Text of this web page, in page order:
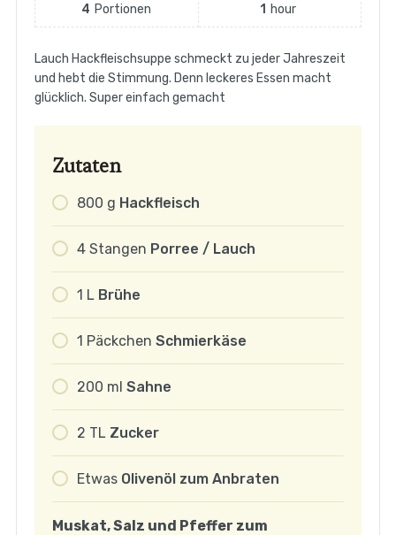
4 Portionen
1 hour
Lauch Hackfleischsuppe schmeckt zu jeder Jahreszeit
und hebt die Stimmung. Denn leckeres Essen macht
glücklich. Super einfach gemacht
Zutaten
800 g Hackfleisch
4 Stangen Porree / Lauch
1 L Brühe
1 Päckchen Schmierkäse
200 ml Sahne
2 TL Zucker
Etwas Olivenöl zum Anbraten
Muskat, Salz und Pfeffer zum